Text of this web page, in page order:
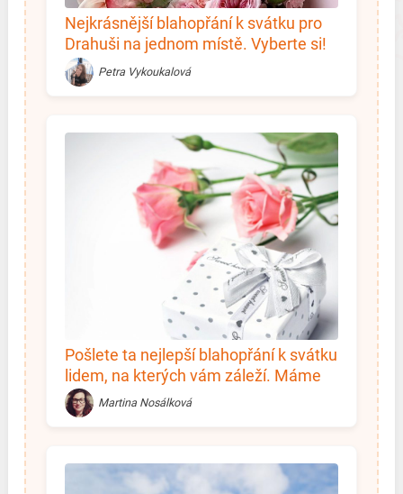
Nejkrásnější blahopřání k svátku pro
Drahuši na jednom místě. Vyberte si!
Petra Vykoukalová
Pošlete ta nejlepší blahopřání k svátku
lidem, na kterých vám záleží. Máme
přání pro každého!
Martina Nosálková